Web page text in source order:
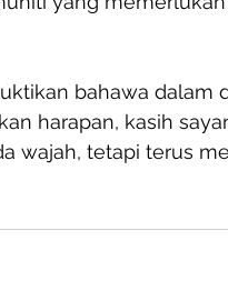
bahawa dalam
harapan, kasih
wajah, tetapi terus